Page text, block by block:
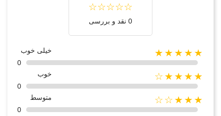
0 نقد و بررسی
★★★★★
خیلی خوب
0
★★★★☆
خوب
0
★★★☆☆
متوسط
0